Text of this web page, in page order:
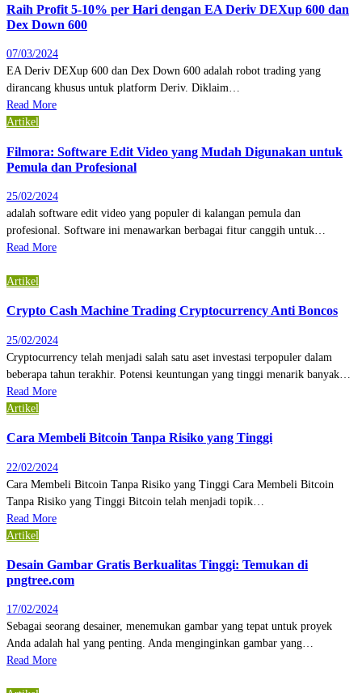
Raih Profit 5-10% per Hari dengan EA Deriv DEXup 600 dan
Dex Down 600
07/03/2024
EA Deriv DEXup 600 dan Dex Down 600 adalah robot trading yang
dirancang khusus untuk platform Deriv. Diklaim…
Read More
Artikel
Filmora: Software Edit Video yang Mudah Digunakan untuk
Pemula dan Profesional
25/02/2024
adalah software edit video yang populer di kalangan pemula dan
profesional. Software ini menawarkan berbagai fitur canggih untuk…
Read More
Artikel
Crypto Cash Machine Trading Cryptocurrency Anti Boncos
25/02/2024
Cryptocurrency telah menjadi salah satu aset investasi terpopuler dalam
beberapa tahun terakhir. Potensi keuntungan yang tinggi menarik banyak…
Read More
Artikel
Cara Membeli Bitcoin Tanpa Risiko yang Tinggi
22/02/2024
Cara Membeli Bitcoin Tanpa Risiko yang Tinggi Cara Membeli Bitcoin
Tanpa Risiko yang Tinggi Bitcoin telah menjadi topik…
Read More
Artikel
Desain Gambar Gratis Berkualitas Tinggi: Temukan di
pngtree.com
17/02/2024
Sebagai seorang desainer, menemukan gambar yang tepat untuk proyek
Anda adalah hal yang penting. Anda menginginkan gambar yang…
Read More